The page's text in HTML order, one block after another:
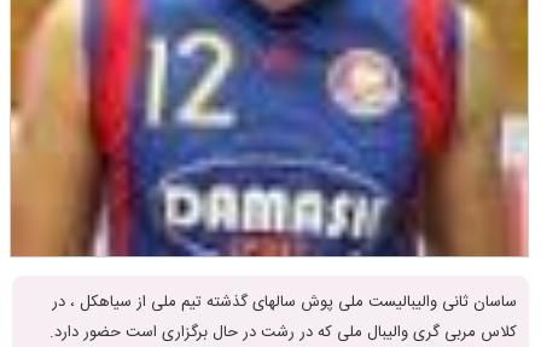
ساسان ثانی والیبالیست ملی پوش سالهای گذشته تیم ملی از سیاهکل ، در
کلاس مربی گری والیبال ملی که در رشت در حال برگزاری است حضور دارد.